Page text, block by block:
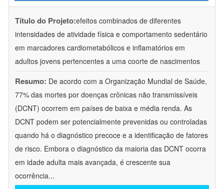
Título do Projeto:efeitos combinados de diferentes
intensidades de atividade física e comportamento sedentário
em marcadores cardiometabólicos e inflamatórios em
adultos jovens pertencentes a uma coorte de nascimentos
Resumo: De acordo com a Organização Mundial de Saúde,
77% das mortes por doenças crônicas não transmissíveis
(DCNT) ocorrem em países de baixa e média renda. As
DCNT podem ser potencialmente prevenidas ou controladas
quando há o diagnóstico precoce e a identificação de fatores
de risco. Embora o diagnóstico da maioria das DCNT ocorra
em idade adulta mais avançada, é crescente sua
ocorrência...